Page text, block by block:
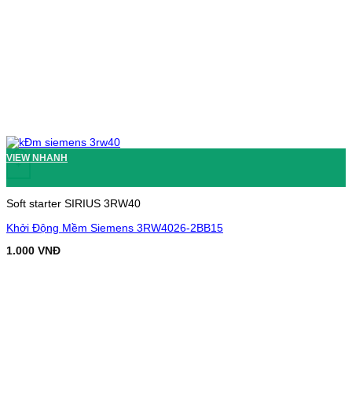
+
VIEW NHANH
Soft starter SIRIUS 3RW40
Khởi Động Mềm Siemens 3RW4026-2BB15
1.000 VNĐ